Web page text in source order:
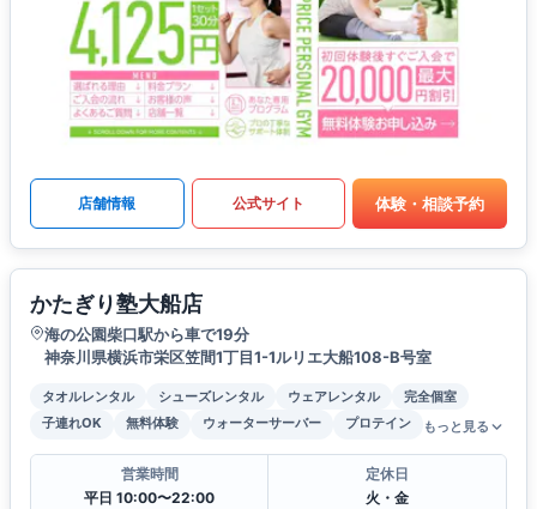
店舗情報 公式サイト 体験・相談予約
かたぎり塾大船店
海の公園柴口駅から車で19分
神奈川県横浜市栄区笠間1丁目1-1ルリエ大船108-B号室
タオルレンタル シューズレンタル ウェアレンタル
完全個室
子連れOK
無料体験 ウォーターサーバー プロテイン もっと見る
営業時間
平日 10:00〜22:00
定休日
火・金